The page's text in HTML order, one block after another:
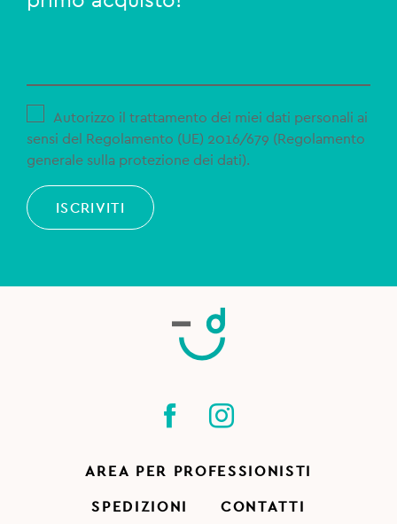
Autorizzo il trattamento dei miei dati personali ai
sensi del Regolamento (UE) 2016/679 (Regolamento
generale sulla protezione dei dati).
ISCRIVITI
AREA PER PROFESSIONISTI
SPEDIZIONI CONTATTI